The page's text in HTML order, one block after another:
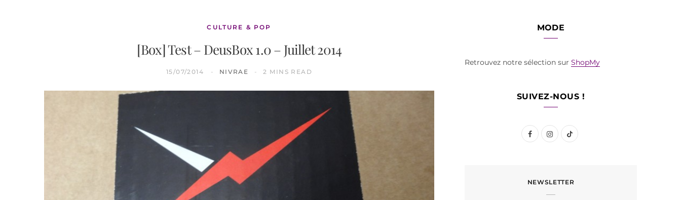
CULTURE & POP
[Box] Test – DeusBox 1.0 – Juillet 2014
15/07/2014 NIVRAE 2 MINS READ
MODE
Retrouvez notre sélection sur ShopMy
SUIVEZ-NOUS !
F
e
I
t
T
T
NEWSLETTER